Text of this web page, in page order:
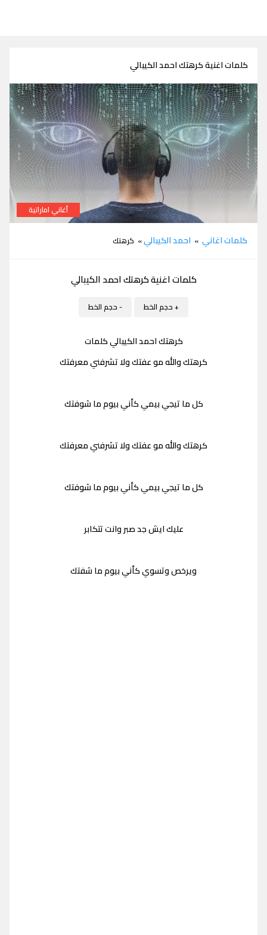
كلمات اغنية كرهتك احمد الكيبالي
أغاني اماراتية
كلمات اغاني » احمد الكيبالي» كرهتك
كلمات اغنية كرهتك احمد الكيبالي
+ حجم الخط - حجم الخط
كرهتك احمد الكيبالي كلمات
كرهتك والله مو عفتك ولا تشرفني معرفتك
كل ما تيجي بيمي كأني بيوم ما شوفتك
كرهتك والله مو عفتك ولا تشرفني معرفتك
كل ما تيجي بيمي كأني بيوم ما شوفتك
عليك ايش جد صبر وانت تتكابر
ويرخص وتسوي كأني بيوم ما شفتك